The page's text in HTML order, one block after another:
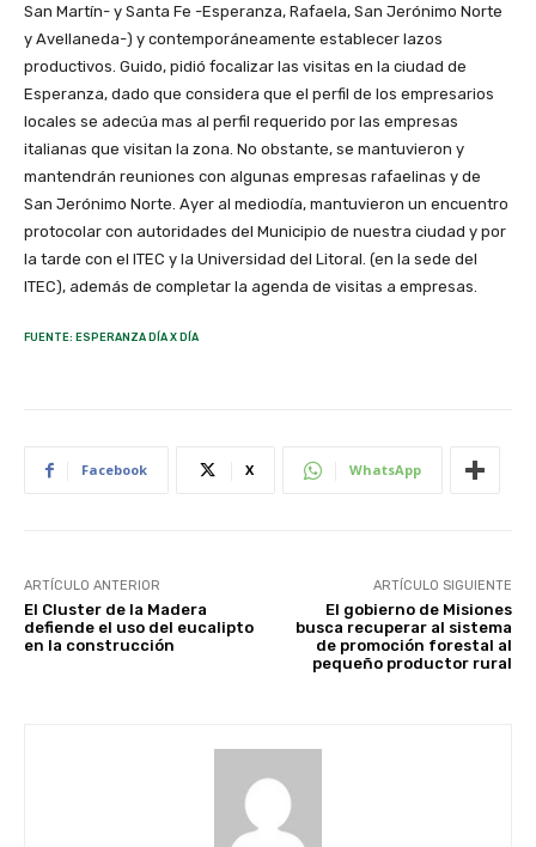
San Martín- y Santa Fe -Esperanza, Rafaela, San Jerónimo Norte
y Avellaneda-) y contemporáneamente establecer lazos
productivos. Guido, pidió focalizar las visitas en la ciudad de
Esperanza, dado que considera que el perfil de los empresarios
locales se adecúa mas al perfil requerido por las empresas
italianas que visitan la zona. No obstante, se mantuvieron y
mantendrán reuniones con algunas empresas rafaelinas y de
San Jerónimo Norte. Ayer al mediodía, mantuvieron un encuentro
protocolar con autoridades del Municipio de nuestra ciudad y por
la tarde con el ITEC y la Universidad del Litoral. (en la sede del
ITEC), además de completar la agenda de visitas a empresas.
FUENTE: ESPERANZA DÍA X DÍA
Facebook X WhatsApp
ARTÍCULO ANTERIOR
El Cluster de la Madera
defiende el uso del eucalipto
en la construcción
ARTÍCULO SIGUIENTE
El gobierno de Misiones
busca recuperar al sistema
de promoción forestal al
pequeño productor rural